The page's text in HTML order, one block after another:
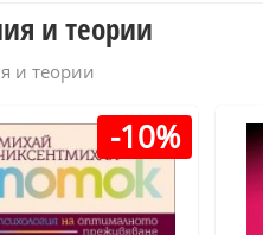
и теории
и теории
-10%